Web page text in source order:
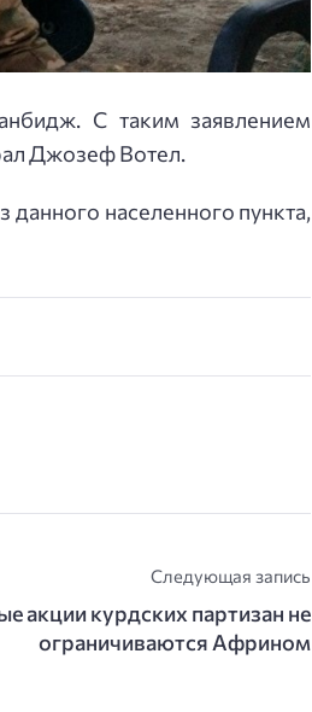
С таким заявлением
Джозеф Вотел.
населенного пункта,
Следующая запись
акции курдских партизан не
ограничиваются Африном